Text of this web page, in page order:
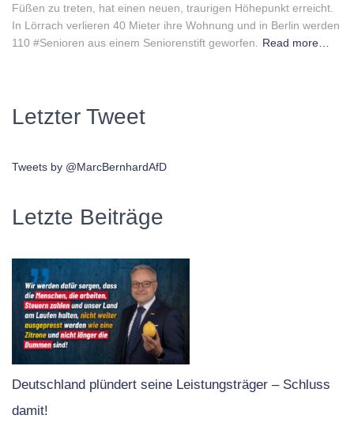
Füßen zu treten, hat einen neuen, traurigen Höhepunkt erreicht.
In Lörrach verlieren 40 Mieter ihre Wohnung und in Berlin werden
110 #Senioren aus einem Seniorenstift geworfen.
Read more…
Letzter Tweet
Tweets by @MarcBernhardAfD
Letzte Beiträge
Deutschland plündert seine Leistungsträger – Schluss
damit!